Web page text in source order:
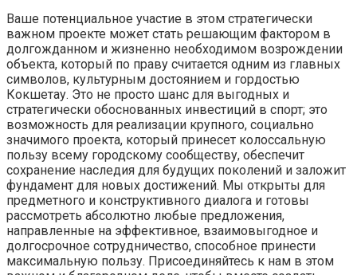
Ваше потенциальное участие в этом стратегически
важном проекте может стать решающим фактором в
долгожданном и жизненно необходимом возрождении
объекта, который по праву считается одним из главных
символов, культурным достоянием и гордостью
Кокшетау. Это не просто шанс для выгодных и
стратегически обоснованных инвестиций в спорт; это
возможность для реализации крупного, социально
значимого проекта, который принесет колоссальную
пользу всему городскому сообществу, обеспечит
сохранение наследия для будущих поколений и заложит
фундамент для новых достижений. Мы открыты для
предметного и конструктивного диалога и готовы
рассмотреть абсолютно любые предложения,
направленные на эффективное, взаимовыгодное и
долгосрочное сотрудничество, способное принести
максимальную пользу. Присоединяйтесь к нам в этом